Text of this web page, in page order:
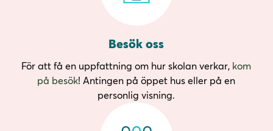
Besök oss
För att få en uppfattning om hur skolan verkar, kom
på besök! Antingen på öppet hus eller på en
personlig visning.